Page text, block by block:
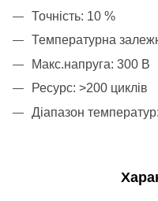
Точність: 10 %
Температурна
Макс.напруга: 300 В
Ресурс: >200 циклів
Діапазон